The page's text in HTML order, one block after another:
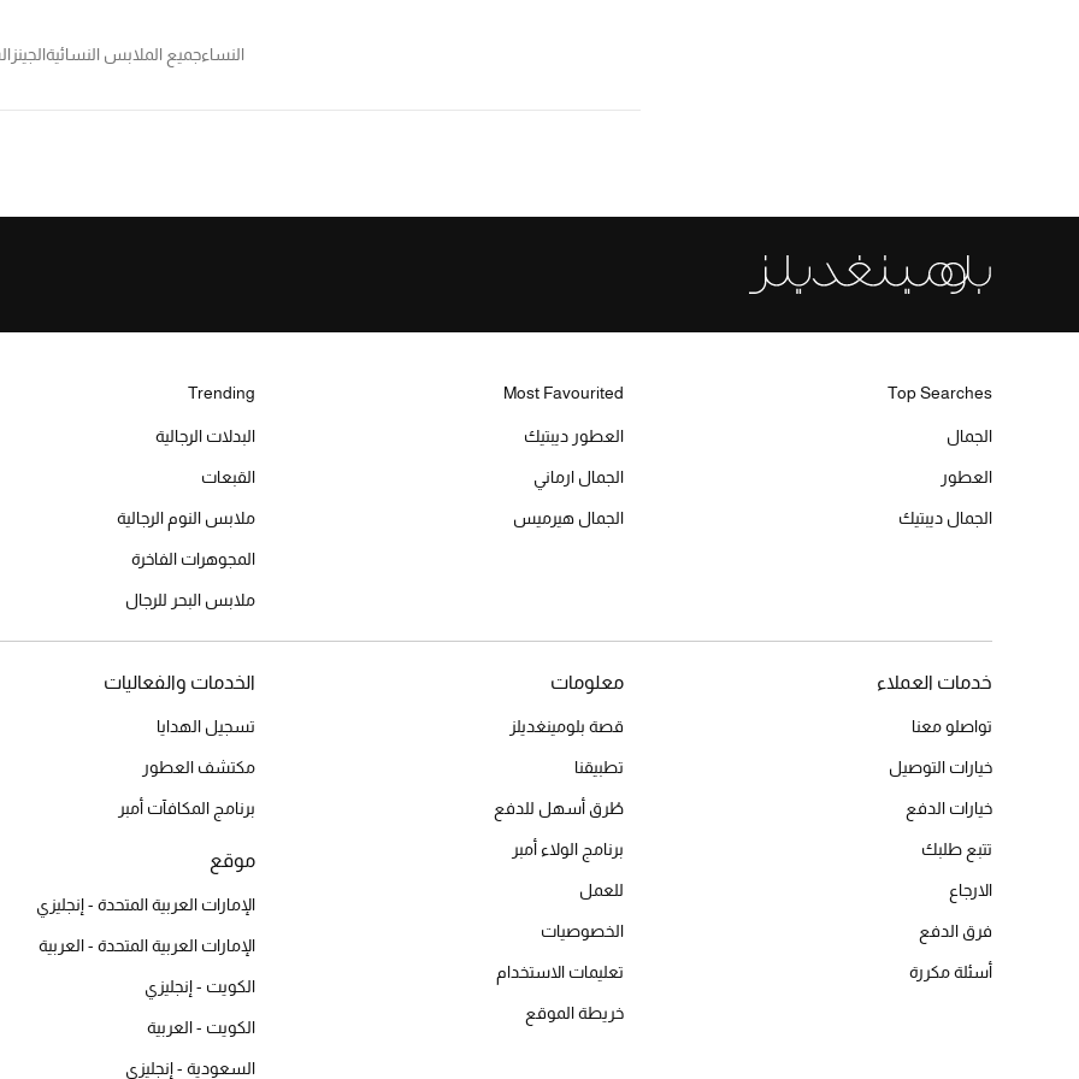
النساءجميع الملابس النسائيةالجينز
Top Searches
الجمال
العطور
الجمال ديبتيك
Most Favourited
العطور ديبتيك
الجمال ارماني
الجمال هيرميس
Trending
البدلات الرجالية
القبعات
ملابس النوم الرجالية
المجوهرات الفاخرة
ملابس البحر للرجال
خدمات العملاء
تواصلو معنا
خيارات التوصيل
خيارات الدفع
تتبع طلبك
الارجاع
فرق الدفع
أسئلة مكررة
معلومات
قصة بلومينغديلز
تطبيقنا
طُرق أسهل للدفع
برنامج الولاء أمبر
للعمل
الخصوصيات
تعليمات الاستخدام
خريطة الموقع
الخدمات والفعاليات
تسجيل الهدايا
مكتشف العطور
برنامج المكافآت أمبر
موقع
الإمارات العربية المتحدة - إنجليزي
الإمارات العربية المتحدة - العربية
الكويت - إنجليزي
الكويت - العربية
السعودية - إنجليزي